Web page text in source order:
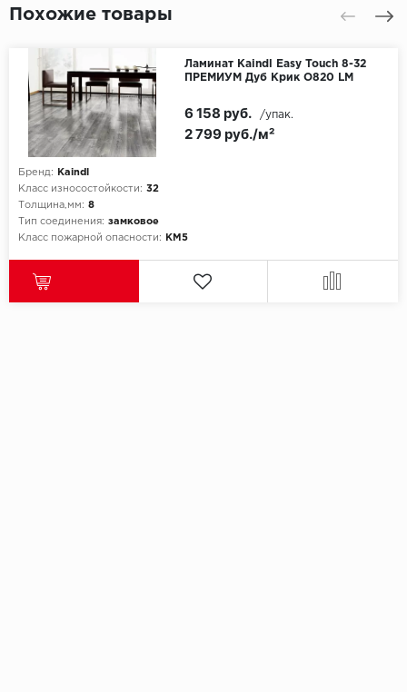
Похожие товары
Ламинат Kaindl Easy Touch 8-32
ПРЕМИУМ Дуб Крик О820 LM
Бренд:
Kaindl
Класс износостойкости: 32
Толщина,мм: 8
Тип соединения: замковое
Класс пожарной опасности:
КМ5
2 799 руб./м²
6 158 руб. /упак.